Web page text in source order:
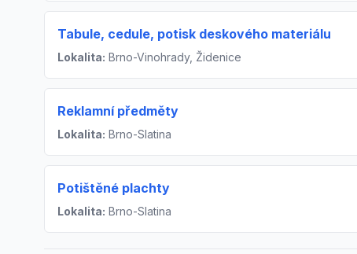
Tabule, cedule, potisk deskového materiálu
Lokalita: Brno-Vinohrady, Židenice
Reklamní předměty
Lokalita: Brno-Slatina
Potištěné plachty
Lokalita: Brno-Slatina